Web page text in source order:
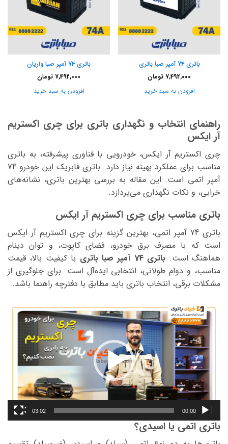
باتری 74 آمپر صبا باتری
7,492,000 تومان
افزودن به سبد خرید
باتری 74 آمپر صبا واریان
7,492,000 تومان
افزودن به سبد خرید
راهنمای انتخاب و نگهداری باتری برای چری اکستریم
آر ایکس
چری اکستریم آر ایکس، خودرویی با فناوری پیشرفته، به باتری
مناسب برای عملکرد بهینه نیاز دارد. باتری فابریک این خودرو 74
آمپر اتمی است. این مقاله به بررسی بهترین باتری، نشانه‌های
خرابی، و نکات نگهداری می‌پردازد.
باتری مناسب برای چری اکستریم آر ایکس
باتری 74 آمپر اتمی، بهترین گزینه برای چری اکستریم آر ایکس
است که با مصرف برق خودرو، فضای کاپوت، و توان دینام
هماهنگ است. باتری 74 آمپر صبا باتری
با کیفیت بالا، قیمت
مناسب، و دوام طولانی، انتخابی ایده‌آل است. برای جلوگیری از
مشکلات برقی، انتخاب باتری باید مطابق با دفترچه راهنما باشد.
نمایشگر
ویدیو
00:00
03:02
باتری اتمی یا اسیدی؟